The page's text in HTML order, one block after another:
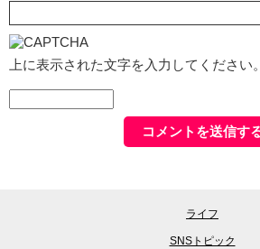
上に表示された文字を入力してください。
ライフ
SNSトピック